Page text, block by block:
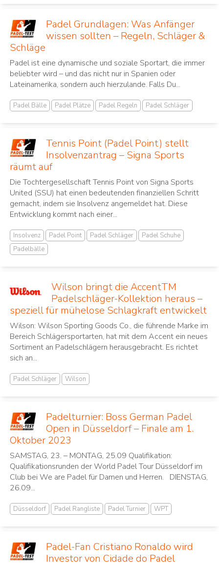
Padel Grundlagen: Was Anfänger
wissen sollten – Regeln, Schläger &
Schläge
Padel ist eine dynamische und soziale Sportart, die immer
beliebter wird – und das nicht nur in Spanien oder
Lateinamerika, sondern auch hierzulande. Falls Du...
Padel Bälle Padel Plätze Padel Regeln Padel Schläger
Tennis Point (Padel Point) stellt
Insolvenzantrag – Signa Sports
räumt auf
Die Tochtergesellschaft Tennis Point von Signa Sports
United (SSU) hat einen bedeutenden finanziellen Schritt
gemacht, indem sie Insolvenz angemeldet hat. Diese
Entwicklung kommt nach einer...
Insolvenz Padel Point Padel Schläger
Padel Schuhe
Padelbälle
Wilson bringt die AccentTM
Padelschläger-Kollektion heraus –
speziell für mühelose Schlagkraft entwickelt
Wilson: Wilson Sporting Goods Co., die führende Marke im
Bereich Schlägersportarten, hat mit dem Accent ein neues
Sortiment an Padelschlägern herausgebracht. Es richtet
sich an...
Padel Schläger Wilson
Padelturnier: Boss German Padel
Open in Düsseldorf – Finale am 1.
Oktober 2023
SAMSTAG, 23. – MONTAG, 25.09 Qualifikation:
Qualifikationsrunden der World Padel Tour Düsseldorf im
Club bei We are Padel für Damen und Herren. DIENSTAG,
26.09...
Düsseldorf Padel Rangliste Padel Turnier WPT
Padel-Fan Cristiano Ronaldo wird
Investor von Cidade do Padel